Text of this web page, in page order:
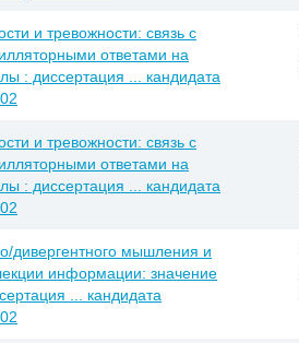
и тревожности: связь с
ответами на
: диссертация ... кандидата
и тревожности: связь с
ответами на
: диссертация ... кандидата
дивергентного мышления и
информации: значение
... кандидата